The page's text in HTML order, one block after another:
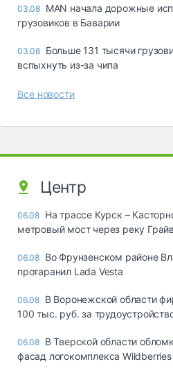
03.08 MAN начала дорожные
грузовиков в Баварии
03.08 Больше 131 тысячи
вспыхнуть из-за чипа
Все новости
Центр
06.08 На трассе Курск –
метровый мост через реку
06.08 Во Фрунзенском районе
протаранил Lada Vesta
06.08 В Воронежской области
100 тыс. руб. за
06.08 В Тверской области
фасад логокомплекса Wildberries